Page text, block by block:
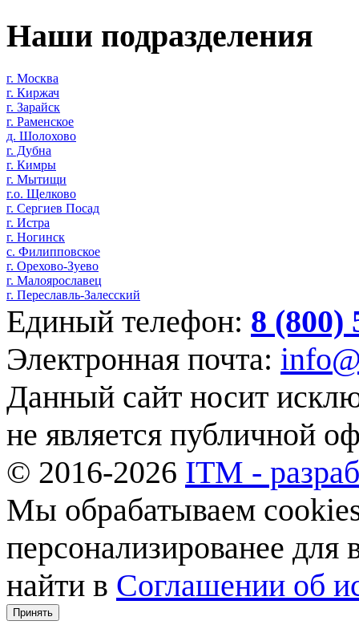
Наши подразделения
г. Москва
г. Киржач
г. Зарайск
г. Раменское
д. Шолохово
г. Дубна
г. Кимры
г. Мытищи
г.о. Щелково
г. Сергиев Посад
г. Истра
г. Ногинск
с. Филипповское
г. Орехово-Зуево
г. Малоярославец
г. Переславль-Залесский
Единый телефон: 8 (800)
Электронная почта:
Данный сайт носит
не является публичной
© 2016-2026 ITM -
Мы обрабатываем
персонализированее
найти в Соглашении об
Принять